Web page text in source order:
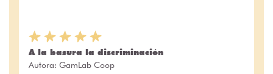
A la basura la discriminación
Autora: GamLab Coop